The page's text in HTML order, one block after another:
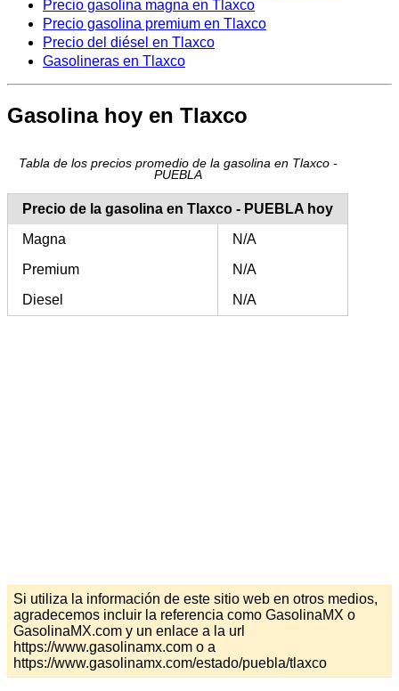
Precio gasolina magna en Tlaxco
Precio gasolina premium en Tlaxco
Precio del diésel en Tlaxco
Gasolineras en Tlaxco
Gasolina hoy en Tlaxco
Tabla de los precios promedio de la gasolina en Tlaxco -
PUEBLA
Precio de la gasolina en Tlaxco - PUEBLA hoy
Magna
N/A
Premium
N/A
Diesel
N/A
Si utiliza la información de este sitio web en otros medios,
agradecemos incluir la referencia como GasolinaMX o
GasolinaMX.com y un enlace a la url
https://www.gasolinamx.com o a
https://www.gasolinamx.com/estado/puebla/tlaxco